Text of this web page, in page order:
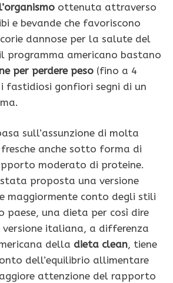
ottenuta attraverso
e bevande che favoriscono
dannose per la salute del
programma americano bastano
per perdere peso (fino a 4
fastidiosi gonfiori segni di un
sull’assunzione di molta
anche sotto forma di
moderato di proteine.
stata proposta una versione
maggiormente conto degli stili
paese, una dieta per così dire
versione italiana, a differenza
della dieta clean, tiene
dell’equilibrio allimentare
attenzione del rapporto